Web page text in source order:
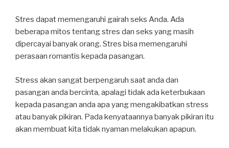
Stres dapat memengaruhi gairah seks Anda. Ada
beberapa mitos tentang stres dan seks yang masih
dipercayai banyak orang. Stres bisa memengaruhi
perasaan romantis kepada pasangan.
Stress akan sangat berpengaruh saat anda dan
pasangan anda bercinta, apalagi tidak ada keterbukaan
kepada pasangan anda apa yang mengakibatkan stress
atau banyak pikiran. Pada kenyataannya banyak pikiran itu
akan membuat kita tidak nyaman melakukan apapun.